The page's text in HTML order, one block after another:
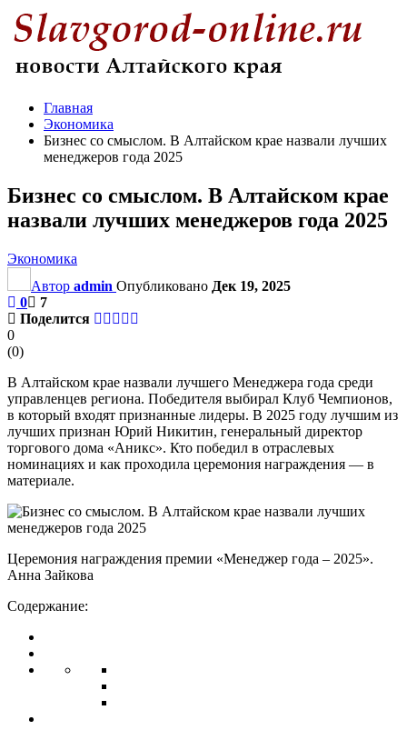
Главная
Экономика
Бизнес со смыслом. В Алтайском крае назвали лучших
менеджеров года 2025
Бизнес со смыслом. В Алтайском крае
назвали лучших менеджеров года 2025
Экономика
Автор admin Опубликовано Дек 19, 2025
0
7
Поделится
0
(0)
В Алтайском крае назвали лучшего Менеджера года среди
управленцев региона. Победителя выбирал Клуб Чемпионов,
в который входят признанные лидеры. В 2025 году лучшим из
лучших признан Юрий Никитин, генеральный директор
торгового дома «Аникс». Кто победил в отраслевых
номинациях и как проходила церемония награждения — в
материале.
Церемония награждения премии «Менеджер года – 2025».
Анна Зайкова
Содержание: